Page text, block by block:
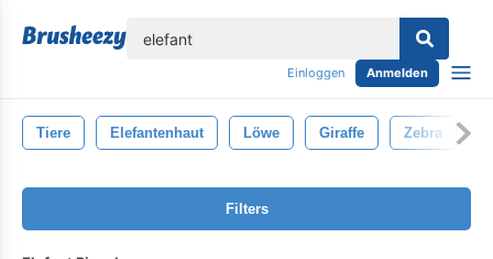
Einloggen Anmelden
Tiere Elefantenhaut Löwe Giraffe Zebra
Filters